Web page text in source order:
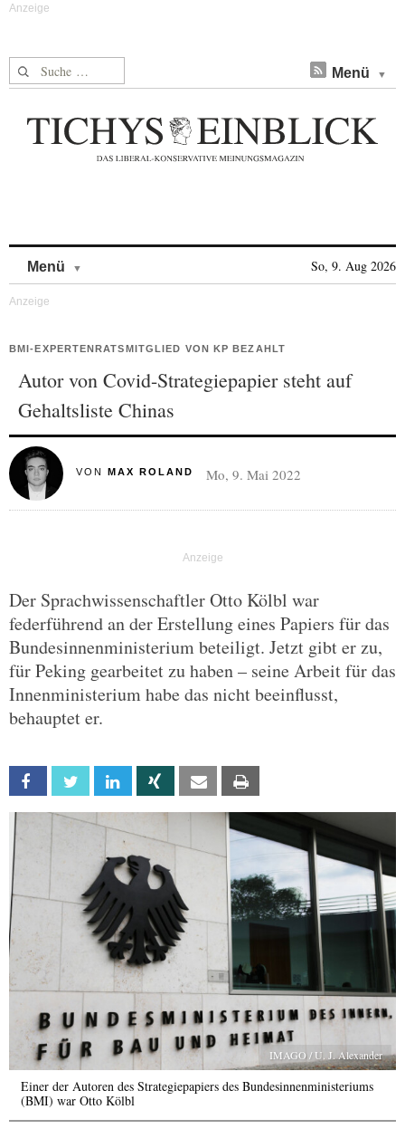
Suche nach: Menü
Menü So, 9. Aug 2026
BMI-EXPERTENRATSMITGLIED VON KP BEZAHLT
Autor von Covid-Strategiepapier steht auf
Gehaltsliste Chinas
VON MAX ROLAND Mo, 9. Mai 2022
Der Sprachwissenschaftler Otto Kölbl war
federführend an der Erstellung eines Papiers für das
Bundesinnenministerium beteiligt. Jetzt gibt er zu,
für Peking gearbeitet zu haben – seine Arbeit für das
Innenministerium habe das nicht beeinflusst,
behauptet er.
Facebook Twitter Linkedin Xing Email
IMAGO / U. J. Alexander
Einer der Autoren des Strategiepapiers des Bundesinnenministeriums
(BMI) war Otto Kölbl